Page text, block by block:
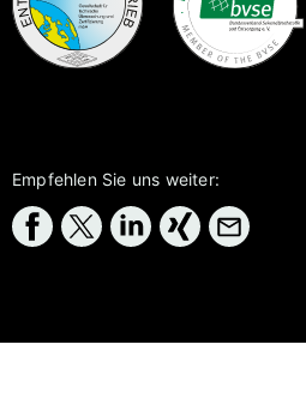
Empfehlen Sie uns weiter: